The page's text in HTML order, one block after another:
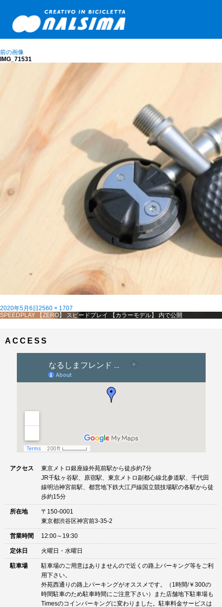
前の画像
IMG_71531
投
稿
2020年5月6日 フ
ル
2560 × 1707
投
ゲ
SPEEDPLAY 【ZERO】 スピードプレイ 【カラーモデル】 内で公開
ACCESS
アクセス
東京メトロ銀座線外苑前駅から徒歩約7分
JR千駄ヶ谷駅、原宿駅、東京メトロ副都心線北参道駅、千代田
線明治神宮前駅、都営地下鉄大江戸線国立競技場駅の各駅から徒
歩約15分
所在地
〒150-0001
東京都渋谷区神宮前3-35-2
営業時間 12:00～19:30
定休日 火曜日・水曜日
駐車場
駐車場のご用意はありませんので近くの路上パーキング等をご利
用下さい。
外苑西通りの路上パーキングがオススメです。（1時間/￥300の
時間駐車のため駐車時間にご注意下さい）また店舗地下駐車場も
Timesのコインパーキングに変わりました。駐車料金サービスは